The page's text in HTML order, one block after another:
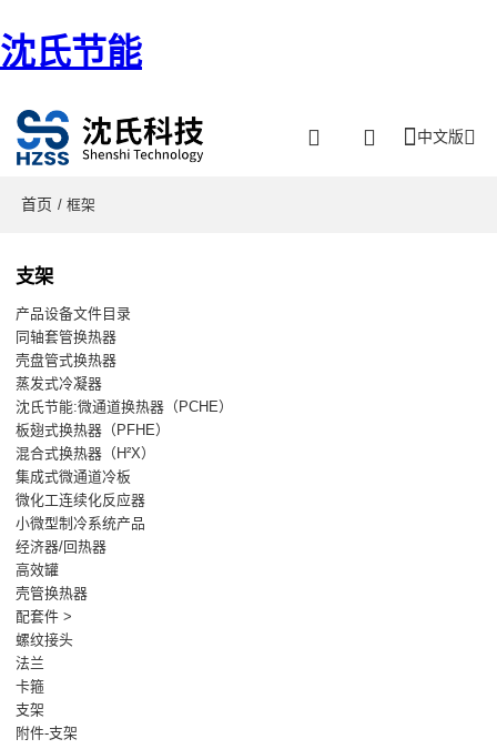
沈氏节能
中文版
首页 / 框架
支架
产品设备文件目录
同轴套管换热器
壳盘管式换热器
蒸发式冷凝器
沈氏节能:微通道换热器（PCHE）
板翅式换热器（PFHE）
混合式换热器（H²X）
集成式微通道冷板
微化工连续化反应器
小微型制冷系统产品
经济器/回热器
高效罐
壳管换热器
配套件 >
螺纹接头
法兰
卡箍
支架
附件-支架